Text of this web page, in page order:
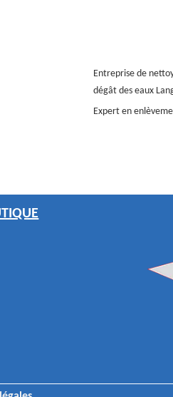
Entreprise de
dégât des eaux
Expert en